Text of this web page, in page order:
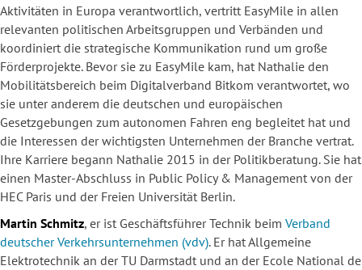
Aktivitäten in Europa verantwortlich, vertritt EasyMile in allen
relevanten politischen Arbeitsgruppen und Verbänden und
koordiniert die strategische Kommunikation rund um große
Förderprojekte. Bevor sie zu EasyMile kam, hat Nathalie den
Mobilitätsbereich beim Digitalverband Bitkom verantwortet, wo
sie unter anderem die deutschen und europäischen
Gesetzgebungen zum autonomen Fahren eng begleitet hat und
die Interessen der wichtigsten Unternehmen der Branche vertrat.
Ihre Karriere begann Nathalie 2015 in der Politikberatung. Sie hat
einen Master-Abschluss in Public Policy & Management von der
HEC Paris und der Freien Universität Berlin.
Martin Schmitz, er ist Geschäftsführer Technik beim Verband
deutscher Verkehrsunternehmen (vdv). Er hat Allgemeine
Elektrotechnik an der TU Darmstadt und an der Ecole National de